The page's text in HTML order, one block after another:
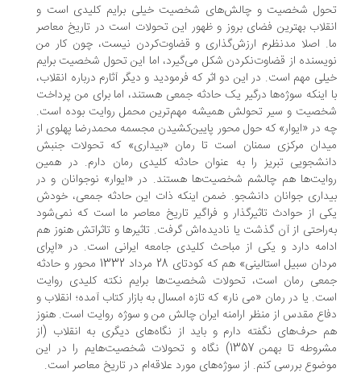
شخصیت و چالش‌های شخصیت خیلی برایم کلیدی است و
بهترین فضای بروز و ظهور این تحولات است در تاریخ معاصر
اصلا مدنظرم ارزش‌گذاری و قضاوت‌کردن نیست، چون کار من
از قضاوت‌نکردن شکل می‌گیرد، اما این تحول شخصیت برایم
مهم است. در این دو اثر که فرمودید و دیگر آثارم درباره انقلاب،
اینکه سوژه‌ها درگیر یک حادثه جمعی هستند، اما برای من پرداخت
و سیر تحولش همیشه مهم‌ترین محمل روایت بوده است.
در «ایوار» که حول محور پایین‌کشیدن مجسمه محمدرضا پهلوی از
مرکزی سمنان است تا رمان «بیداری» که تحولات جنبش
تبریز را به عنوان حادثه کلیدی رمان دارم. در همین
هم چالشم شخصیت‌ها هستند. در «ایوار» نوجوانان و در
جوانان دانشجو. ضمن اینکه ذات این حادثه جمعی، خودش
از حوادث تاثیرگذار و فراگیر تاریخ معاصر ما است که نمی‌شود
از آن گذشت یا نادیده‌اش گرفت. تاثیرها و تاثراتش هنوز هم
دارد و یکی از مباحث کلیدی جامعه ایرانی است. در «اپرای
مردان سبیل استالینی» هم که کودتای 28 مرداد 1332 محور و حادثه
رمان است، تحولات شخصیت‌ها برایم نکته کلیدی روایت
یا در رمان «می نار» که تازه امسال به بازار کتاب آمده؛ انقلاب و
مقدس از منظر ارامنه ایران چالش من و سوژه روایت است. هنوز
حرف‌های نگفته دارم و باید از نگاه‌های دیگری به انقلاب (از
مشروطه تا بهمن 1357) نگاه و تحولات شخصیت‌هایم را در این
بررسی کنم. از سوژه‌های مورد علاقه‌ام در تاریخ معاصر است.